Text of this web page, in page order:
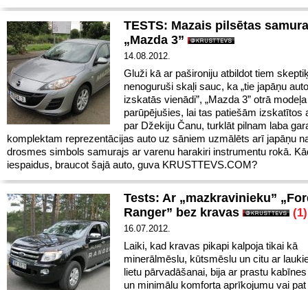
TESTS: Mazais pilsētas
„Mazda 3”
14.08.2012.
Gluži kā ar pašironiju atbildot tiem
nenoguruši skaļi sauc, ka „tie japāņu
izskatās vienādi”, „Mazda 3” otrā
parūpējušies, lai tas patiešām izskatītos
par Džekiju Čanu, turklāt pilnam laba
komplektam reprezentācijas auto uz sāniem uzmālēts arī japāņu
drosmes simbols samurajs ar varenu harakiri instrumentu rokā.
iespaidus, braucot šajā auto, guva KRUSTTEVS.COM?
Tests: Ar „mazkravinieku”
Ranger” bez kravas
(1)
16.07.2012.
Laiki, kad kravas pikapi kalpoja tikai kā
minerālmēslu, kūtsmēslu un citu ar
lietu pārvadāšanai, bija ar prastu
un minimālu komforta aprīkojumu vai